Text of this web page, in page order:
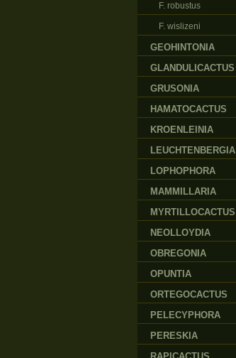
F. robustus
F. wislizeni
GEOHINTONIA
GLANDULICACTUS
GRUSONIA
HAMATOCACTUS
KROENLEINIA
LEUCHTENBERGIA
LOPHOPHORA
MAMMILLARIA
MYRTILLOCACTUS
NEOLLOYDIA
OBREGONIA
OPUNTIA
ORTEGOCACTUS
PELECYPHORA
PERESKIA